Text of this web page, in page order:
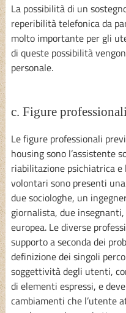
La possibilità di un
reperibilità telefonica da
molto importante per gli
di queste possibilità
personale.
c. Figure
Le figure professionali
housing sono l’assistente
riabilitazione psichiatrica e
volontari sono presenti
due sociologhe, un
giornalista, due
europea. Le diverse
supporto a seconda dei
definizione dei singoli
soggettività degli utenti,
di elementi espressi, e
cambiamenti che l’utente